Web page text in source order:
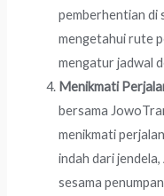
pemberhentian di
mengetahui rute
mengatur jadwal
Menikmati
bersama
menikmati
indah dari
sesama